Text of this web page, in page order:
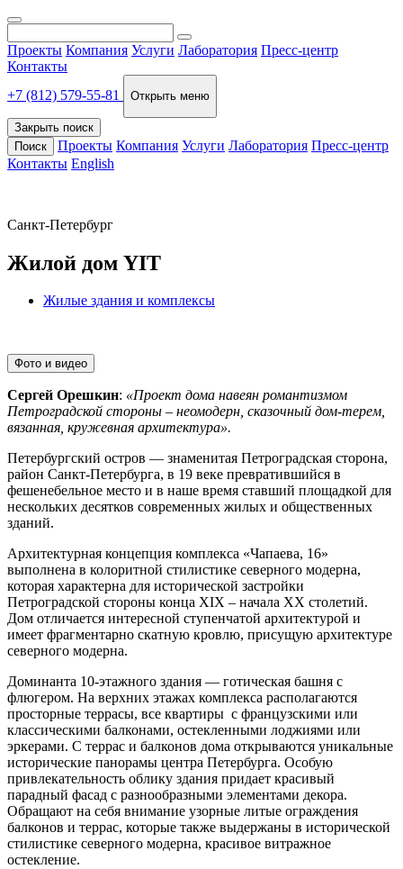
Проекты Компания Услуги Лаборатория Пресс-центр
Контакты
+7 (812) 579-55-81
Открыть меню
Закрыть поиск
Поиск
Проекты Компания Услуги Лаборатория Пресс-центр
Контакты English
Санкт-Петербург
Жилой дом YIT
Жилые здания и комплексы
Фото и видео
Сергей Орешкин: «Проект дома навеян романтизмом
Петроградской стороны – неомодерн, сказочный дом-терем,
вязанная, кружевная архитектура».
Петербургский остров — знаменитая Петроградская сторона,
район Санкт-Петербурга, в 19 веке превратившийся в
фешенебельное место и в наше время ставший площадкой для
нескольких десятков современных жилых и общественных
зданий.
Архитектурная концепция комплекса «Чапаева, 16»
выполнена в колоритной стилистике северного модерна,
которая характерна для исторической застройки
Петроградской стороны конца XIX – начала XX столетий.
Дом отличается интересной ступенчатой архитектурой и
имеет фрагментарно скатную кровлю, присущую архитектуре
северного модерна.
Доминанта 10-этажного здания — готическая башня с
флюгером. На верхних этажах комплекса располагаются
просторные террасы, все квартиры ­­ с французскими или
классическими балконами, остекленными лоджиями или
эркерами. С террас и балконов дома открываются уникальные
исторические панорамы центра Петербурга. Особую
привлекательность облику здания придает красивый
парадный фасад с разнообразными элементами декора.
Обращают на себя внимание узорные литые ограждения
балконов и террас, которые также выдержаны в исторической
стилистике северного модерна, красивое витражное
остекление.